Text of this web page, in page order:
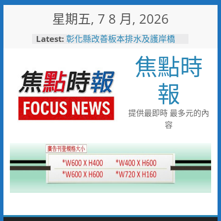
星期五, 7 8 月, 2026
Latest: 彰化縣改善板本排水及護岸橋
小米之家進駐高雄義享時尚廣
場 父親節開幕祭三重超狂優惠
少子化時代的地方解方！彰化市
未婚聯誼6年促成10對佳偶
彰化縣長參選人魏平政率議員團
隊攜手造勢 盼翻轉彰化打造新
局
敲敲門讓愛傳進門 彰化縣獨居
焦點時
報
提供最即時 最多元的內
容